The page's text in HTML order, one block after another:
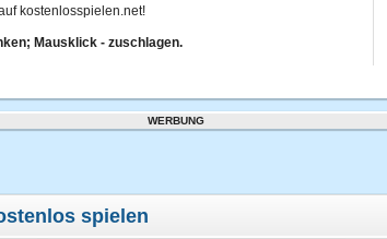
kostenlosspielen.net!
Mausklick - zuschlagen.
WERBUNG
spielen